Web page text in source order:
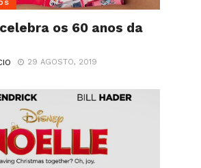
os 60 anos da
29 AGOSTO, 2019